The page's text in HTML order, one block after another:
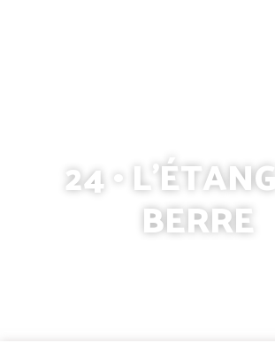
24 •
BERRE